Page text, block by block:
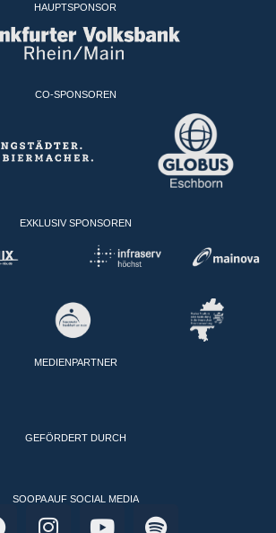
HAUPTSPONSOR
CO-SPONSOREN
EXKLUSIV SPONSOREN
MEDIENPARTNER
GEFÖRDERT DURCH
SOOPA AUF SOCIAL MEDIA